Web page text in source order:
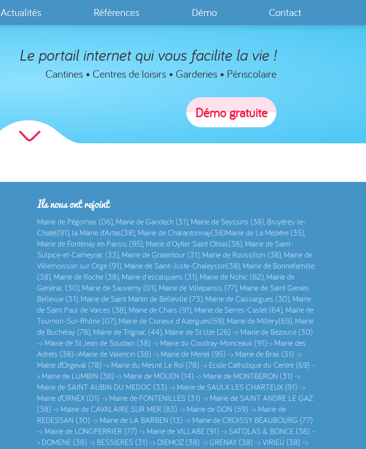
Actualités Références Démo Contact
Le portail internet qui vous facilite la vie !
Cantines • Centres de loisirs • Garderies • Périscolaire
Démo gratuite
Ils nous ont rejoint
Mairie de Pégomas (06), Mairie de Garidech (31), Mairie de Seyssins (38), Bruyères-le-
Chatel(91), la Mairie d’Artas(38), Mairie de Charantonnay(38)Mairie de La Mezière (35),
Mairie de Fontenay en Parisis (95), Mairie d'Oytier Saint Oblas(38), Mairie de Saint-
Sulpice-et-Cameyrac (33), Mairie de Gratentour (31), Mairie de Roussillon (38), Mairie de
Villemoisson sur Orge (91), Mairie de Saint-Juste-Chaleyssin(38), Mairie de Bonnefamille
(38), Mairie de Roche (38), Mairie d'escalquens (31), Mairie de Nohic (82), Mairie de
Générac (30), Mairie de Sauverny (01), Mairie de Villeparisis (77), Mairie de Saint Geniès
Bellevue (31), Mairie de Saint Martin de Belleville (73), Mairie de Caissargues (30), Mairie
de Saint Paul de Varces (38), Mairie de Chars (91), Mairie de Serres-Castet (64), Mairie de
Tournon-Sur-Rhône (07), Mairie de Civrieux d'Azergues(69), Mairie de Millery(69), Mairie
de Buchelay (78), Mairie de Trignac (44), Mairie de St Uze (26) -> Mairie de Bezouce (30)
-> Mairie de St Jean de Soudain (38) -> Mairie du Coudray-Monceaux (91)-> Mairie des
Adrets (38)->Mairie de Valencin (38) -> Mairie de Meriel (95) -> Mairie de Brax (31) ->
Mairie d’Orgeval (78) -> Mairie du Mesnil Le Roi (78) -> Ecole Catholique du Centre (69) -
> Mairie de LUMBIN (38) -> Mairie de MOUEN (14) -> Mairie de MONTBERON (31) ->
Mairie de SAINT AUBIN DU MEDOC (33) -> Mairie de SAULX LES CHARTEUX (91) ->
Mairie d’ORNEX (01) -> Mairie de FONTENILLES (31) -> Mairie de SAINT ANDRE LE GAZ
(38) -> Mairie de CAVALAIRE SUR MER (83) -> Mairie de DON (59) -> Mairie de
REDESSAN (30) -> Mairie de LA BARBEN (13) -> Mairie de CROISSY BEAUBOURG (77)
-> Mairie de LONGPERRIER (77) -> Mairie de VILLABE (91) -> SATOLAS & BONCE (38) -
> DOMENE (38) -> BESSIERES (31) -> DIEMOZ (38) -> GRENAY (38) -> VIRIEU (38) ->